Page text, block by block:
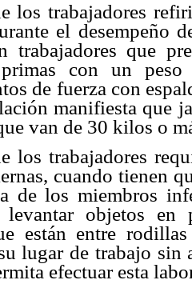
los trabajadores
el desempeño
trabajadores que
primas con un
de fuerza con
manifiesta que
van de 30 kilos o
los trabajadores
cuando tienen
de los miembros
levantar objetos en
están entre
lugar de trabajo
efectuar esta